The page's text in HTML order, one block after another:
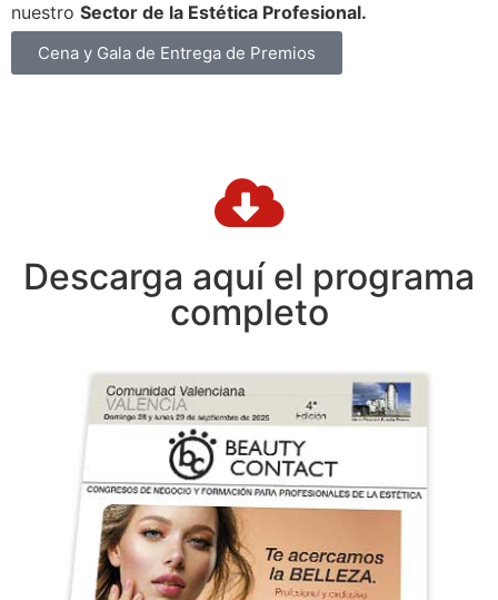
nuestro Sector de la Estética Profesional.
Cena y Gala de Entrega de Premios
Descarga aquí el programa
completo